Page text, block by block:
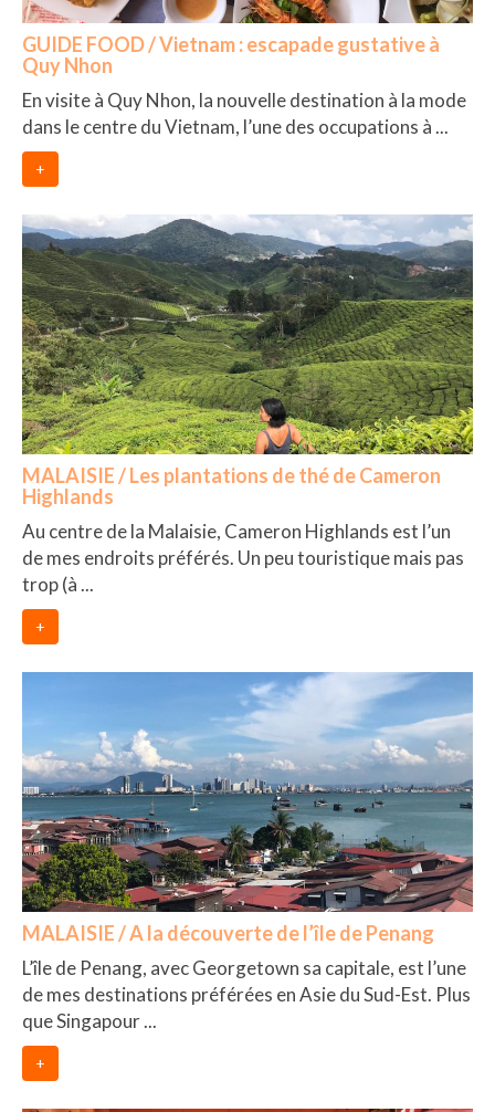
GUIDE FOOD / Vietnam : escapade gustative à
Quy Nhon
En visite à Quy Nhon, la nouvelle destination à la mode
dans le centre du Vietnam, l’une des occupations à ...
+
MALAISIE / Les plantations de thé de Cameron
Highlands
Au centre de la Malaisie, Cameron Highlands est l’un
de mes endroits préférés. Un peu touristique mais pas
trop (à ...
+
MALAISIE / A la découverte de l’île de Penang
L’île de Penang, avec Georgetown sa capitale, est l’une
de mes destinations préférées en Asie du Sud-Est. Plus
que Singapour ...
+